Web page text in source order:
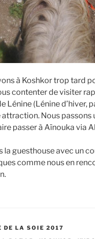
à Koshkor trop tard
contenter de visiter
Lénine (Lénine d’hiver,
Nous passons
passer à Aïnouka via
la guesthouse avec un
comme nous en
DE LA SOIE 2017